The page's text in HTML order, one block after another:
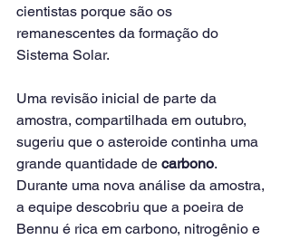
cientistas porque são os
remanescentes da formação do
Sistema Solar.
Uma revisão inicial de parte da
amostra, compartilhada em outubro,
sugeriu que o asteroide continha uma
grande quantidade de carbono.
Durante uma nova análise da amostra,
a equipe descobriu que a poeira de
Bennu é rica em carbono, nitrogênio e